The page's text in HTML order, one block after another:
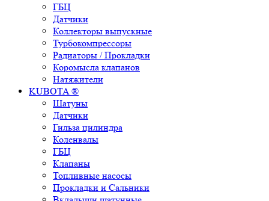
ГБЦ
Датчики
Коллекторы выпускные
Турбокомпрессоры
Радиаторы / Прокладки
Коромысла клапанов
Натяжители
KUBOTA ®
Шатуны
Датчики
Гильза цилиндра
Коленвалы
ГБЦ
Клапаны
Топливные насосы
Прокладки и Сальники